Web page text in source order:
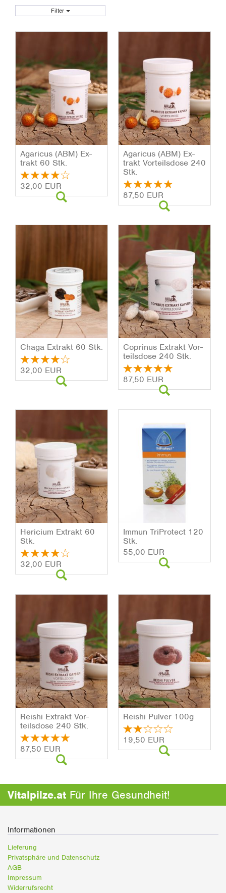
Filter
Chaga Ex­trakt 60 Stk.
32,00 EUR
Co­pri­nus Ex­trakt Vor­
teils­do­se 240 Stk.
87,50 EUR
Aga­ri­cus (ABM) Ex­
trakt 60 Stk.
32,00 EUR
He­ri­ci­um Ex­trakt 60
Stk.
32,00 EUR
Rei­shi Ex­trakt Vor­
teils­do­se 240 Stk.
87,50 EUR
Rei­shi Pul­ver 100g
19,50 EUR
Aga­ri­cus (ABM) Ex­
trakt Vor­teils­do­se 240
Stk.
87,50 EUR
Immun Tri­Pro­tect 120
Stk.
55,00 EUR
Vitalpilze.at Für Ihre Gesundheit!
Informationen
Lieferung
Privatsphäre und Datenschutz
AGB
Impressum
Widerrufsrecht